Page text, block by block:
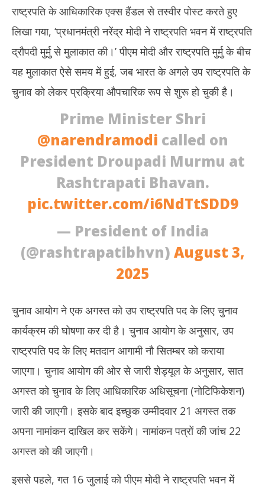
3,
2025
राष्ट्रपति के आधिकारिक एक्स हैंडल से तस्वीर पोस्ट करते हुए
लिखा गया, ‘प्रधानमंत्री नरेंद्र मोदी ने राष्ट्रपति भवन में राष्ट्रपति
द्रौपदी मुर्मु से मुलाकात की।’ पीएम मोदी और राष्ट्रपति मुर्मु के बीच
यह मुलाकात ऐसे समय में हुई, जब भारत के अगले उप राष्ट्रपति के
चुनाव को लेकर प्रक्रिया औपचारिक रूप से शुरू हो चुकी है।
Prime Minister Shri
@narendramodi called on
President Droupadi Murmu at
Rashtrapati Bhavan.
pic.twitter.com/i6NdTtSDD9
— President of India
(@rashtrapatibhvn) August 3,
2025
चुनाव आयोग ने एक अगस्त को उप राष्ट्रपति पद के लिए चुनाव
कार्यक्रम की घोषणा कर दी है। चुनाव आयोग के अनुसार, उप
राष्ट्रपति पद के लिए मतदान आगामी नौ सितम्बर को कराया
जाएगा। चुनाव आयोग की ओर से जारी शेड्यूल के अनुसार, सात
अगस्त को चुनाव के लिए आधिकारिक अधिसूचना (नोटिफिकेशन)
जारी की जाएगी। इसके बाद इच्छुक उम्मीदवार 21 अगस्त तक
अपना नामांकन दाखिल कर सकेंगे। नामांकन पत्रों की जांच 22
अगस्त को की जाएगी।
इससे पहले, गत 16 जुलाई को पीएम मोदी ने राष्ट्रपति भवन में